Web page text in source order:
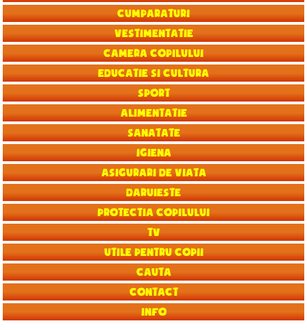
Cumparaturi
Vestimentatie
Camera copilului
Educatie si Cultura
Sport
Alimentatie
Sanatate
Igiena
Asigurari de viata
Daruieste
Protectia copilului
TV
Utile pentru copii
Cauta
Contact
Info